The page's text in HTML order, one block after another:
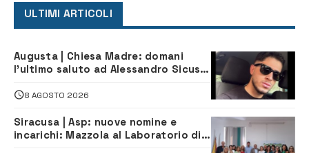
ULTIMI ARTICOLI
Augusta | Chiesa Madre: domani
l’ultimo saluto ad Alessandro Sicuso,
8 AGOSTO 2026
Siracusa | Asp: nuove nomine e
incarichi: Mazzola al Laboratorio di